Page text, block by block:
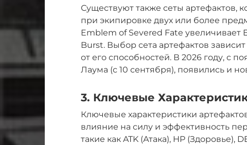
Существуют также сеты артефактов,
при экипировке двух или более
Emblem of Severed Fate увеличивает
Burst. Выбор сета артефактов
от его способностей. В 2026 году, с
Лаума (с 10 сентября), появились и
3. Ключевые
Ключевые характеристики
влияние на силу и эффективность
такие как ATK (Атака), HP (Здоровье),